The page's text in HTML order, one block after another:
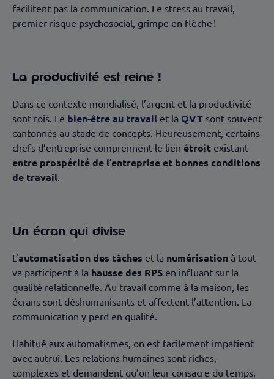
facilitent pas la communication. Le stress au travail,
premier risque psychosocial, grimpe en flèche !
La productivité est reine !
Dans ce contexte mondialisé, l’argent et la productivité
sont rois. Le bien-être au travail et la QVT sont souvent
cantonnés au stade de concepts. Heureusement, certains
chefs d’entreprise comprennent le lien étroit existant
entre prospérité de l’entreprise et bonnes conditions
de travail.
Un écran qui divise
L’automatisation des tâches et la numérisation à tout
va participent à la hausse des RPS en influant sur la
qualité relationnelle. Au travail comme à la maison, les
écrans sont déshumanisants et affectent l’attention. La
communication y perd en qualité.
Habitué aux automatismes, on est facilement impatient
avec autrui. Les relations humaines sont riches,
complexes et demandent qu’on leur consacre du temps.